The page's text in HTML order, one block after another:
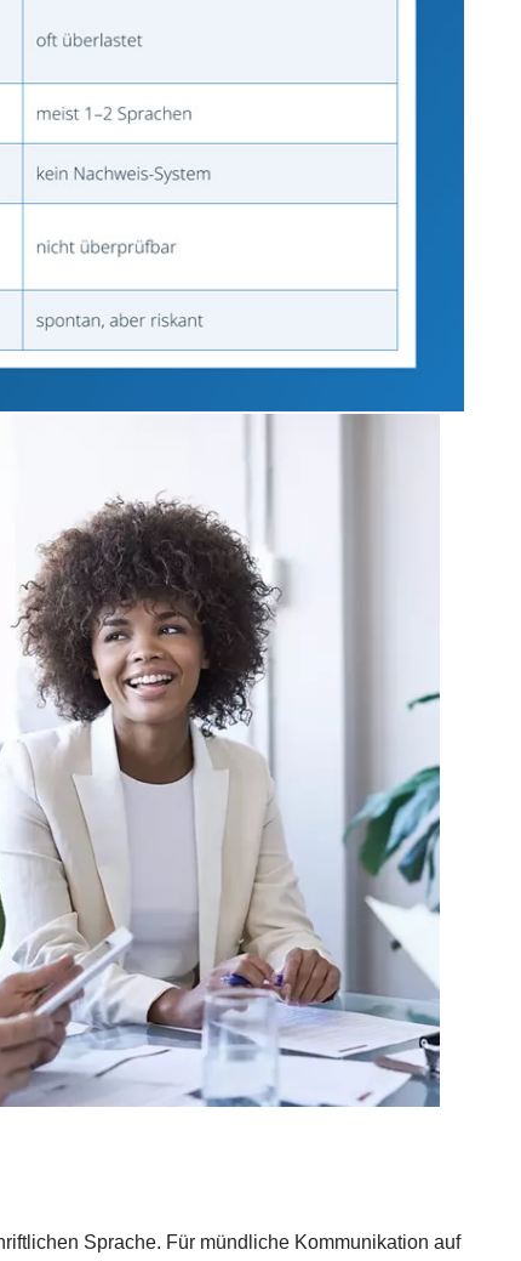
Sprache. Für mündliche Kommunikation auf